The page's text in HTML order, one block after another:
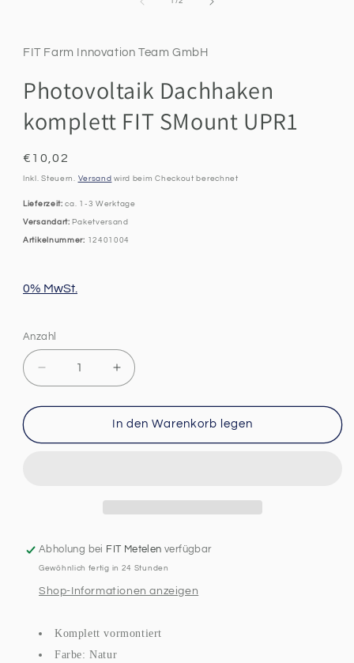
FIT Farm Innovation Team GmbH
Photovoltaik Dachhaken
komplett FIT SMount UPR1
Normaler
Preis
€10,02
Inkl. Steuern. Versand wird beim Checkout berechnet
Lieferzeit: ca. 1-3 Werktage
Versandart: Paketversand
Artikelnummer: 12401004
0% MwSt.
Anzahl
Anzahl
Verringere
die
Menge
Photovoltaik
Erhöhe
die
Menge
für
Photovoltaik
In den Warenkorb legen
Abholung bei FIT Metelen verfügbar
Gewöhnlich fertig in 24 Stunden
Shop-Informationen anzeigen
Komplett vormontiert
Farbe: Natur